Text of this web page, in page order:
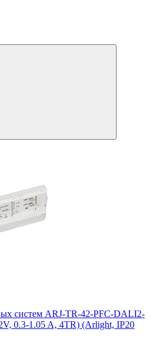
систем ARJ-TR-42-PFC-DALI2-
0.3-1.05 A, 4TR) (Arlight, IP20